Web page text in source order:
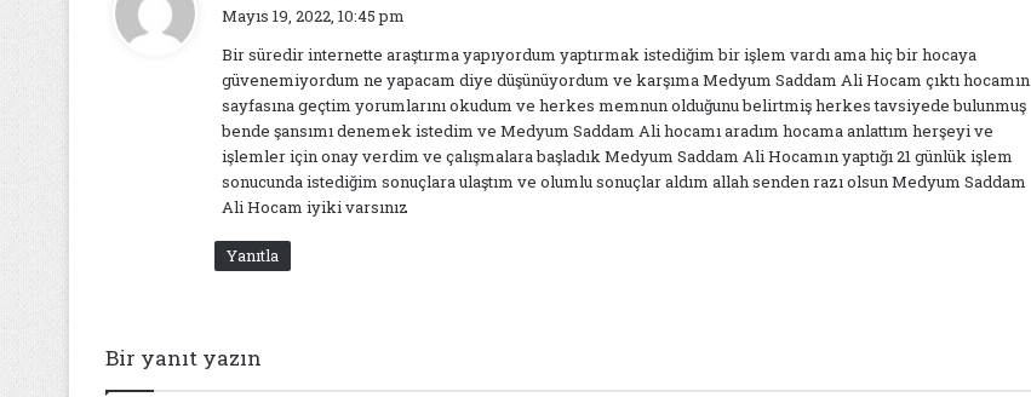
i
k
i
Mayıs 19, 2022, 10:45 pm
Bir süredir internette araştırma yapıyordum yaptırmak istediğim bir işlem vardı ama hiç bir hocaya
güvenemiyordum ne yapacam diye düşünüyordum ve karşıma Medyum Saddam Ali Hocam çıktı hocamın
sayfasına geçtim yorumlarını okudum ve herkes memnun olduğunu belirtmiş herkes tavsiyede bulunmuş
bende şansımı denemek istedim ve Medyum Saddam Ali hocamı aradım hocama anlattım herşeyi ve
işlemler için onay verdim ve çalışmalara başladık Medyum Saddam Ali Hocamın yaptığı 21 günlük işlem
sonucunda istediğim sonuçlara ulaştım ve olumlu sonuçlar aldım allah senden razı olsun Medyum Saddam
Ali Hocam iyiki varsınız
Yanıtla
Bir yanıt yazın